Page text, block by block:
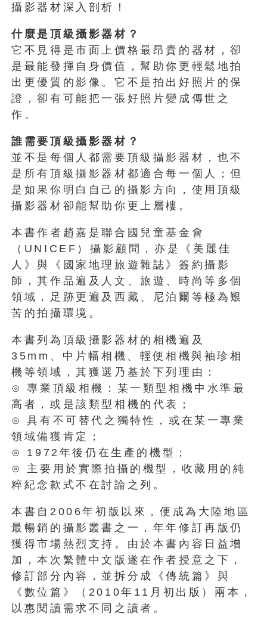
攝影器材深入剖析！
什麼是頂級攝影器材？
它不見得是市面上價格最昂貴的器材，卻
是最能發揮自身價值，幫助你更輕鬆地拍
出更優質的影像。它不是拍出好照片的保
證，卻有可能把一張好照片變成傳世之
作。
誰需要頂級攝影器材？
並不是每個人都需要頂級攝影器材，也不
是所有頂級攝影器材都適合每一個人；但
是如果你明白自己的攝影方向，使用頂級
攝影器材卻能幫助你更上層樓。
本書作者趙嘉是聯合國兒童基金會
（UNICEF）攝影顧問，亦是《美麗佳
人》與《國家地理旅遊雜誌》簽約攝影
師，其作品遍及人文、旅遊、時尚等多個
領域，足跡更遍及西藏、尼泊爾等極為艱
苦的拍攝環境。
本書列為頂級攝影器材的相機遍及
35mm、中片幅相機、輕便相機與袖珍相
機等領域，其獲選乃基於下列理由：
⊙ 專業頂級相機：某一類型相機中水準最
高者，或是該類型相機的代表；
⊙ 具有不可替代之獨特性，或在某一專業
領域備獲肯定；
⊙ 1972年後仍在生產的機型；
⊙ 主要用於實際拍攝的機型，收藏用的純
粹紀念款式不在討論之列。
本書自2006年初版以來，便成為大陸地區
最暢銷的攝影叢書之一，年年修訂再版仍
獲得市場熱烈支持。由於本書內容日益增
加，本次繁體中文版遂在作者授意之下，
修訂部分內容，並拆分成《傳統篇》與
《數位篇》（2010年11月初出版）兩本，
以惠閱讀需求不同之讀者。